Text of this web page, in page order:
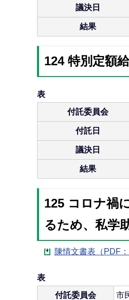
議決日
結果
124 特別定額
表
付託委員会
付託日
議決日
結果
125 コロナ禍
るため、私学
陳情文書表（PDF：
表
付託委員会
市